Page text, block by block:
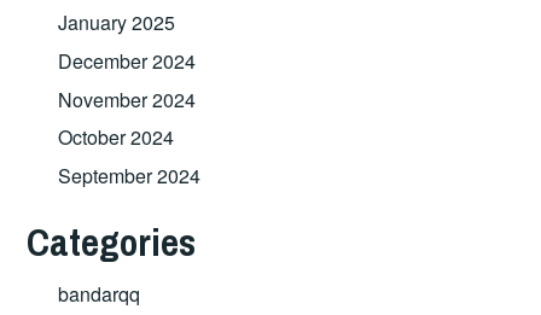
January 2025
December 2024
November 2024
October 2024
September 2024
Categories
bandarqq